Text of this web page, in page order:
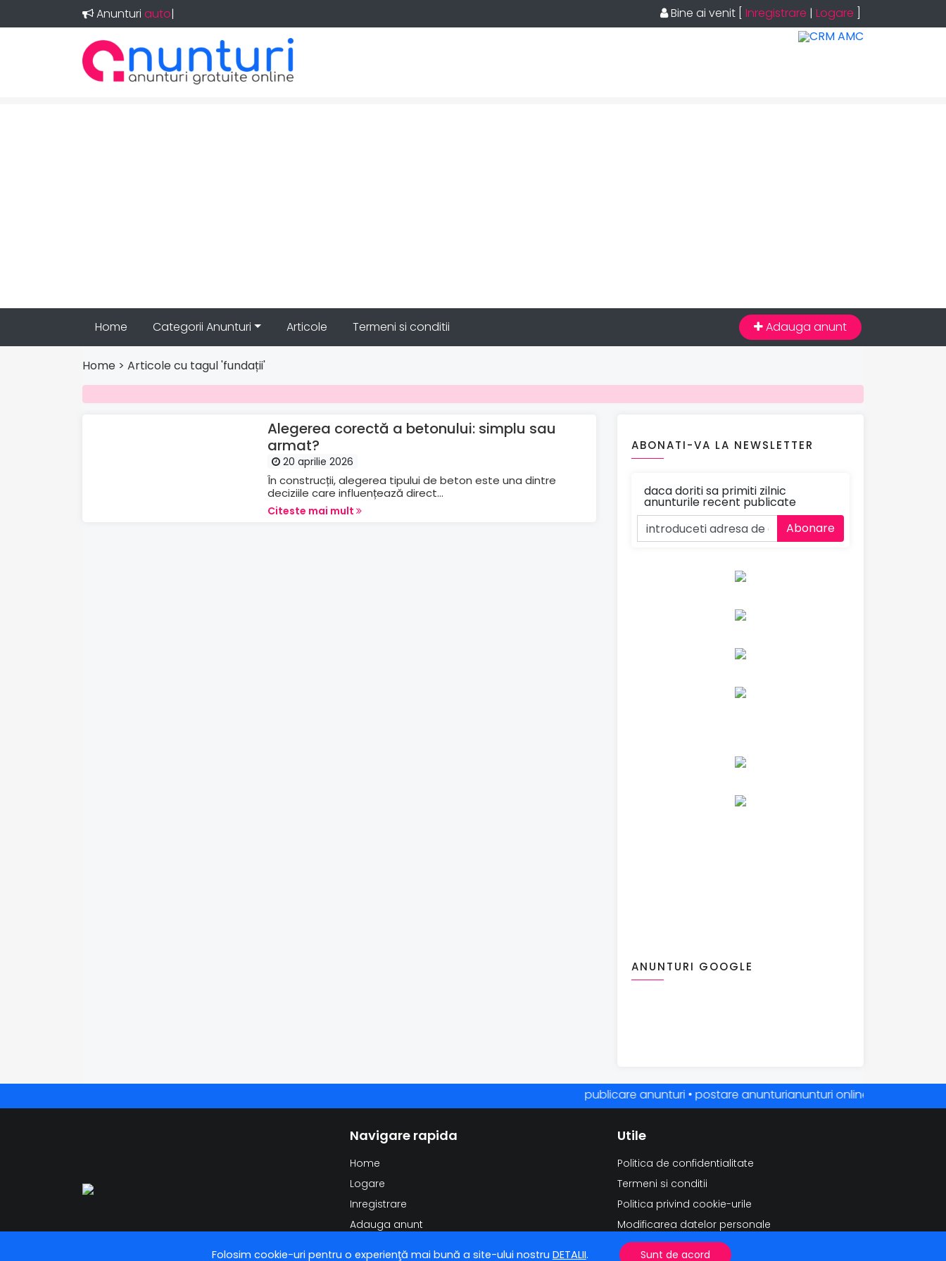
Anunturi auto Bine ai venit Inregistrare | Logare
Home Categorii Anunturi Articole Termeni si conditii Adauga anunt
Home > Articole cu tagul 'fundații'
Articole
Alegerea corectă a betonului: simplu sau
armat?
20 aprilie 2026
În construcții, alegerea tipului de beton este una dintre
deciziile care influențează direct...
Citeste mai mult
ABONATI-VA LA NEWSLETTER
daca doriti sa primiti zilnic
anunturile recent publicate
ANUNTURI GOOGLE
publicare anunturi • postare anunturianunturi online • anunturi
Navigare rapida
Home
Logare
Inregistrare
Adauga anunt
Utile
Politica de confidentialitate
Termeni si conditii
Politica privind cookie-urile
Modificarea datelor personale
Stergerea datelor personale
Folosim cookie-uri pentru o experienţă mai bună a site-ului nostru DETALII. Sunt de acord